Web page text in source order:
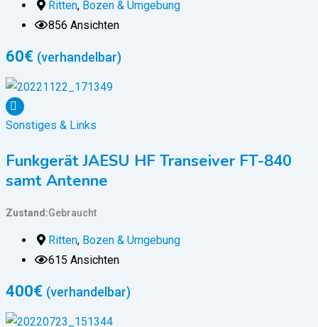
Ritten, Bozen & Umgebung
856 Ansichten
60€ (verhandelbar)
Sonstiges & Links
Funkgerät JAESU HF Transeiver FT-840
samt Antenne
Zustand Gebraucht
Ritten, Bozen & Umgebung
615 Ansichten
400€ (verhandelbar)